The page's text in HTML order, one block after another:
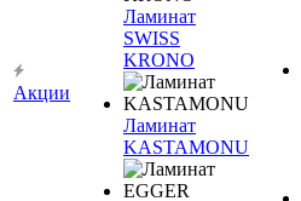
Акции
Ламинат
SWISS
KRONO
Ламинат
KASTAMONU